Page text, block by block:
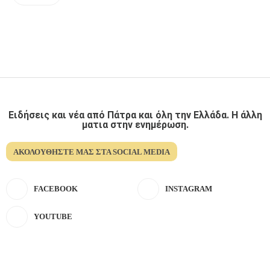
Ειδήσεις και νέα από Πάτρα και όλη την Ελλάδα. Η άλλη
ματια στην ενημέρωση.
ΑΚΟΛΟΥΘΉΣΤΕ ΜΑΣ ΣΤΑ SOCIAL MEDIA
FACEBOOK INSTAGRAM
YOUTUBE